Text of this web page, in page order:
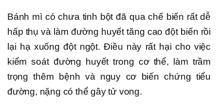
Bánh mì có chưa tinh bột đã qua chế biến rất dễ
hấp thụ và làm đường huyết tăng cao đột biến rồi
lại hạ xuống đột ngột. Điều này rất hại cho việc
kiểm soát đường huyết trong cơ thể, làm trầm
trọng thêm bệnh và nguy cơ biến chứng tiểu
đường, nặng có thể gây tử vong.